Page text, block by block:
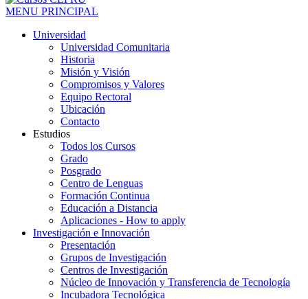
MENU PRINCIPAL
Universidad
Universidad Comunitaria
Historia
Misión y Visión
Compromisos y Valores
Equipo Rectoral
Ubicación
Contacto
Estudios
Todos los Cursos
Grado
Posgrado
Centro de Lenguas
Formación Continua
Educación a Distancia
Aplicaciones - How to apply
Investigación e Innovación
Presentación
Grupos de Investigación
Centros de Investigación
Núcleo de Innovación y Transferencia de Tecnología
Incubadora Tecnológica